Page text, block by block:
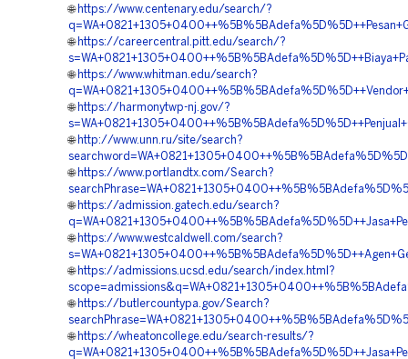
🌐 https://www.centenary.edu/search/?
🌐 https://careercentral.pitt.edu/search/?
🌐 https://www.whitman.edu/search?
🌐 https://harmonytwp-nj.gov/?
🌐 http://www.unn.ru/site/search?
🌐 https://www.portlandtx.com/Search?
🌐 https://admission.gatech.edu/search?
🌐 https://www.westcaldwell.com/search?
🌐 https://admissions.ucsd.edu/search/index.html?
🌐 https://butlercountypa.gov/Search?
🌐 https://wheatoncollege.edu/search-results/?